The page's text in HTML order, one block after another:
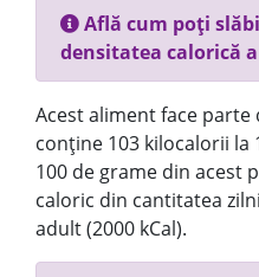
Află cum poți
densitatea calorică
Acest aliment face
conține 103 kilocalorii la
100 de grame din acest
caloric din cantitatea
adult (2000 kCal).